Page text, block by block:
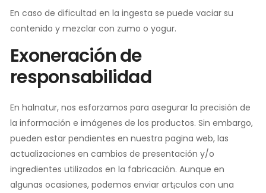
En caso de dificultad en la ingesta se puede vaciar su
contenido y mezclar con zumo o yogur.
Exoneración de
responsabilidad
En halnatur, nos esforzamos para asegurar la precisión de
la información e imágenes de los productos. Sin embargo,
pueden estar pendientes en nuestra pagina web, las
actualizaciones en cambios de presentación y/o
ingredientes utilizados en la fabricación. Aunque en
algunas ocasiones, podemos enviar art¡culos con una